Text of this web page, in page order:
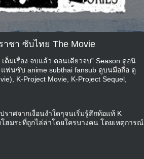
าชา ซับไทย The Movie
ต็มเรื่อง จบแล้ว ตอนเดียวจบ” Season ดูอนิ
ฟนซับ anime subthai fansub ดูบนมือถือ ดู
K-Project Movie, K-Project Sequel,
าศจากเงื่อนงำใดๆจนเริ่มรู้สึกท้อแท้ K
ฮมระที่ถูกไล่ล่าโดยใครบางคน โดยเหตุการณ์